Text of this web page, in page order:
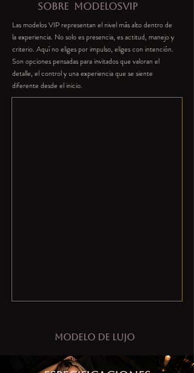
SOBRE MODELOSVIP
Las modelos VIP representan el nivel más alto dentro de
la experiencia. No solo es presencia, es actitud, manejo y
criterio. Aquí no eliges por impulso, eliges con intención.
Son opciones pensadas para invitados que valoran el
detalle, el control y una experiencia que se siente
diferente desde el inicio.
Modelo de lujo